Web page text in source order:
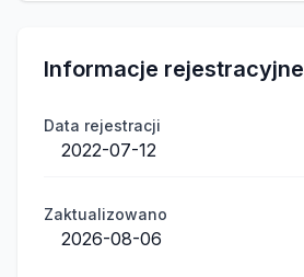
Informacje rejestracyjne
Data rejestracji
2022-07-12
Zaktualizowano
2026-08-06